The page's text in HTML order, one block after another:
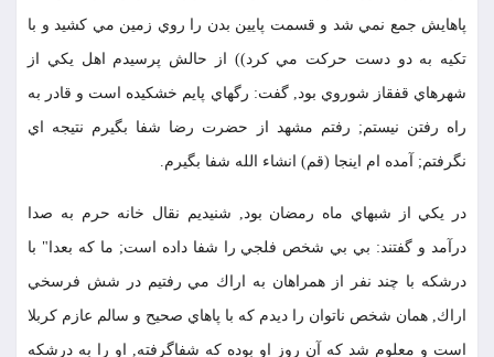
پاهايش جمع نمي شد و قسمت پايين بدن را روي زمين مي كشيد و با
تكيه به دو دست حركت مي كرد)) از حالش پرسيدم اهل يكي از
شهرهاي قفقاز شوروي بود, گفت: رگهاي پايم خشكيده است و قادر به
راه رفتن نيستم; رفتم مشهد از حضرت رضا شفا بگيرم نتيجه اي
نگرفتم; آمده ام اينجا (قم) انشاء الله شفا بگيرم.
در يكي از شبهاي ماه رمضان بود, شنيديم نقال خانه حرم به صدا
درآمد و گفتند: بي بي شخص فلجي را شفا داده است; ما كه بعدا" با
درشكه با چند نفر از همراهان به اراك مي رفتيم در شش فرسخي
اراك, همان شخص ناتوان را ديدم كه با پاهاي صحيح و سالم عازم كربلا
است و معلوم شد كه آن روز او بوده كه شفاگرفته, او را به درشكه